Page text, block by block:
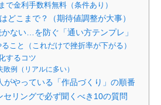
で金利手数料無料（条件あり）
どこまで？（期待値調整が大事）
ない…を防ぐ「通い方テンプレ」
こと（これだけで挫折率が下がる）
するコツ
敗例（リアルに多い）
やっている「作品づくり」の順番
リングで必ず聞くべき10の質問